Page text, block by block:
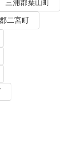
三浦郡葉山町
二宮町